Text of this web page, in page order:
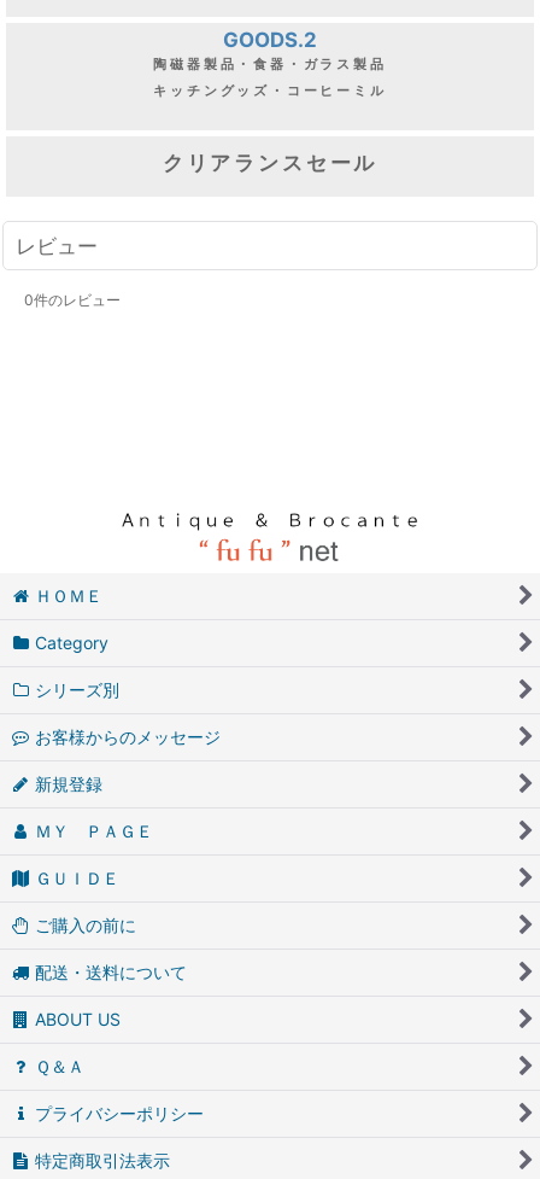
GOODS.2
陶磁器製品・食器・ガラス製品
キッチングッズ・コーヒーミル
クリアランスセール
レビュー
0件のレビュー
ＨＯＭＥ
Category
シリーズ別
お客様からのメッセージ
新規登録
ＭＹ ＰＡＧＥ
ＧＵＩＤＥ
ご購入の前に
配送・送料について
ABOUT US
Ｑ＆Ａ
プライバシーポリシー
特定商取引法表示